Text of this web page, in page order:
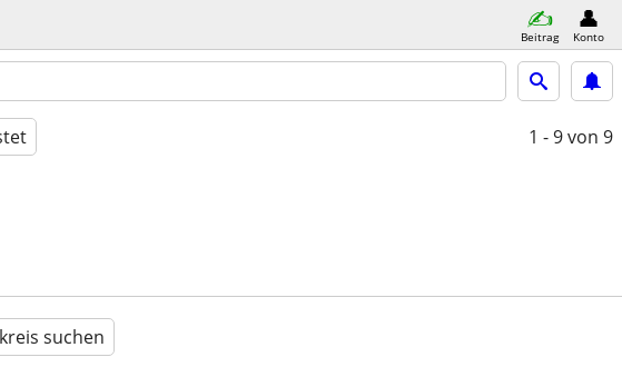
Beitrag Konto
1 - 9von 9
suchen